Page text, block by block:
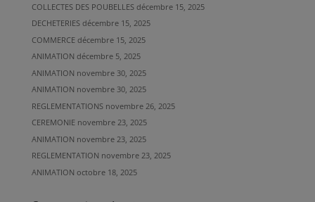
COLLECTES DES POUBELLES décembre 15, 2025
DECHETERIES décembre 15, 2025
COMMERCE décembre 15, 2025
ANIMATION décembre 5, 2025
ANIMATION novembre 30, 2025
ANIMATION novembre 30, 2025
REGLEMENTATIONS novembre 26, 2025
CEREMONIE novembre 23, 2025
ANIMATION novembre 23, 2025
REGLEMENTATION novembre 23, 2025
ANIMATION octobre 18, 2025